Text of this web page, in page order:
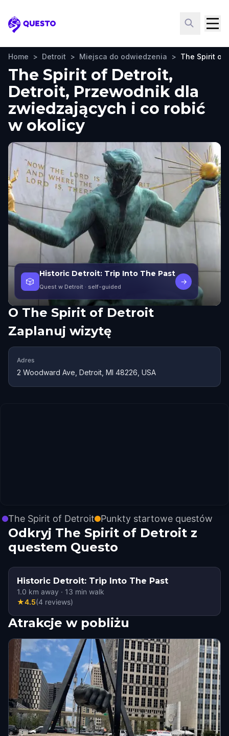
Questo
Home > Detroit > Miejsca do odwiedzenia > The Spirit of
The Spirit of Detroit,
Detroit, Przewodnik dla
zwiedzających i co robić
w okolicy
🎲
Historic Detroit: Trip Into The Past
Quest w Detroit · self-guided
→
O The Spirit of Detroit
Zaplanuj wizytę
Adres
2 Woodward Ave, Detroit, MI 48226, USA
The Spirit of Detroit Punkty startowe questów
Odkryj The Spirit of Detroit z
questem Questo
Historic Detroit: Trip Into The Past
1.0 km away · 13 min walk
★4.5(4 reviews)
Atrakcje w pobliżu